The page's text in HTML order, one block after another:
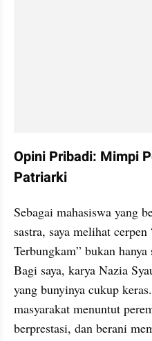
Opini Pribadi: Mimpi
Patriarki
Sebagai mahasiswa yang
sastra, saya melihat
Terbungkam” bukan
Bagi saya, karya Nazia
yang bunyinya cukup
masyarakat menuntut
berprestasi, dan berani